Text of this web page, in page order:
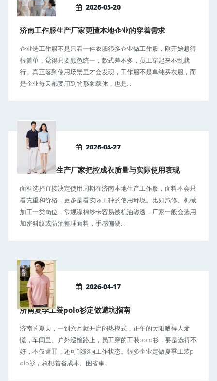
2026-05-20
济南工作服生产厂家更懂本地企业的穿着需求
企业选工作服不是只看一件衣服很多企业做工作服，刚开始想得
很简单，觉得只要颜色统一，款式差不多，员工穿起来不乱就
行。真正落到使用场景里才会发现，工作服不是单纯买衣服，而
是企业每天都要用到的形象载体，也是...
2026-04-27
济南工作服生产厂家把控成衣质量与实际使用表现
面料选择直接决定使用周期在济南本地生产工作服，面料不会只
看克重和价格，更多是看实际工种的使用环境。比如汽修、机械
加工一类岗位，常规涤棉纱卡容易被机油渗透，厂家一般会选用
加密斜纹或防油整理面料，手感偏硬...
2026-04-17
济南夏季工装polo衫定做避坑指南
济南的夏天，一到六月就开启闷热模式，正午的太阳晒得人发
慌，车间里、户外巡检路上，员工穿的工装polo衫，要是选得不
好，不仅遭罪，还可能影响工作状态。很多企业定做夏季工装p
olo衫，总想着省成本、图省事...